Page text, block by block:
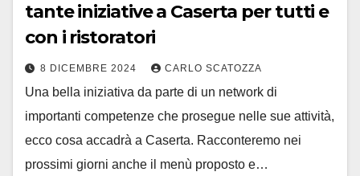
tante iniziative a Caserta per tutti e
con i ristoratori
8 DICEMBRE 2024 CARLO SCATOZZA
Una bella iniziativa da parte di un network di
importanti competenze che prosegue nelle sue attività,
ecco cosa accadrà a Caserta. Racconteremo nei
prossimi giorni anche il menù proposto e…